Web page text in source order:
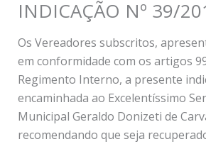
INDICAÇÃO Nº 39/
Os Vereadores subscritos,
em conformidade com os artigos
Regimento Interno, a presente
encaminhada ao Excelentíssimo
Municipal Geraldo Donizeti de
recomendando que seja